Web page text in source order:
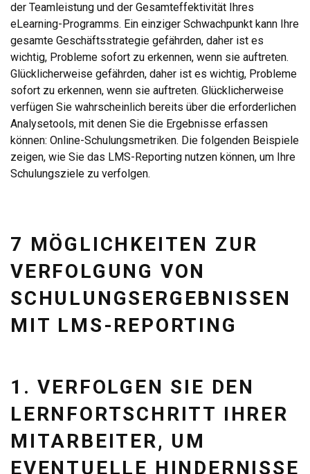
der Teamleistung und der Gesamteffektivität Ihres
eLearning-Programms. Ein einziger Schwachpunkt kann Ihre
gesamte Geschäftsstrategie gefährden, daher ist es
wichtig, Probleme sofort zu erkennen, wenn sie auftreten.
Glücklicherweise gefährden, daher ist es wichtig, Probleme
sofort zu erkennen, wenn sie auftreten. Glücklicherweise
verfügen Sie wahrscheinlich bereits über die erforderlichen
Analysetools, mit denen Sie die Ergebnisse erfassen
können: Online-Schulungsmetriken. Die folgenden Beispiele
zeigen, wie Sie das LMS-Reporting nutzen können, um Ihre
Schulungsziele zu verfolgen.
7 MÖGLICHKEITEN ZUR
VERFOLGUNG VON
SCHULUNGSERGEBNISSEN
MIT LMS-REPORTING
1. VERFOLGEN SIE DEN
LERNFORTSCHRITT IHRER
MITARBEITER, UM
EVENTUELLE HINDERNISSE